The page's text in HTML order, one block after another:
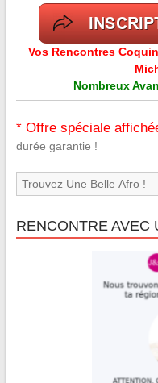
Vos Rencontres
Nombreux
* Offre spéciale
durée garantie !
RENCONTRE AVEC